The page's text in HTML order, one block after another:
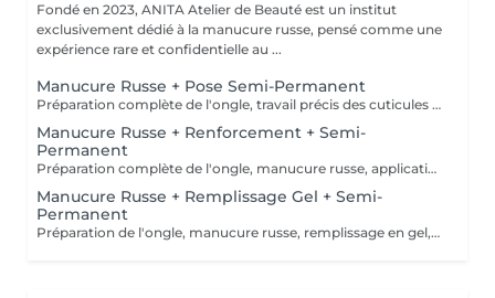
Fondé en 2023, ANITA Atelier de Beauté est un institut
exclusivement dédié à la manucure russe, pensé comme une
expérience rare et confidentielle au ...
Manucure Russe + Pose Semi-Permanent
Préparation complète de l'ongle, travail précis des cuticules en manucure russe, puis pose d'une base, du vernis semi-permanent et d'un top coat pour un résultat net, brillant et longue tenue.
Manucure Russe + Renforcement + Semi-
Permanent
Préparation complète de l'ongle, manucure russe, application d'un renfort avec base teintée naturelle, puis pose du vernis semi-permanent et du top coat pour une finition nette et durable.
Manucure Russe + Remplissage Gel + Semi-
Permanent
Préparation de l'ongle, manucure russe, remplissage en gel, puis pose du semi-permanent et du top coat pour un rendu net et durable.